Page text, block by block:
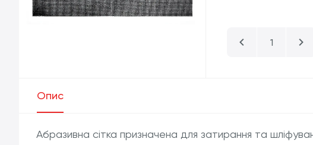
Опис
Абразивна сітка призначена для затирання та